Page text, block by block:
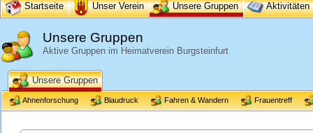
Startseite Unser Verein Unsere Gruppen Aktivitäten
Unsere Gruppen
Aktive Gruppen im Heimatverein Burgsteinfurt
Unsere Gruppen
Ahnenforschung Blaudruck Fahren & Wandern Frauentreff